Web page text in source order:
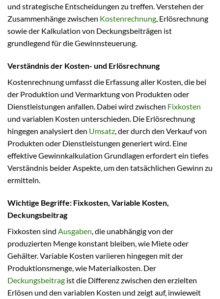
und strategische Entscheidungen zu treffen. Verstehen der
Zusammenhänge zwischen Kostenrechnung, Erlösrechnung
sowie der Kalkulation von Deckungsbeiträgen ist
grundlegend für die Gewinnsteuerung.
Verständnis der Kosten- und Erlösrechnung
Kostenrechnung umfasst die Erfassung aller Kosten, die bei
der Produktion und Vermarktung von Produkten oder
Dienstleistungen anfallen. Dabei wird zwischen Fixkosten
und variablen Kosten unterschieden. Die Erlösrechnung
hingegen analysiert den Umsatz, der durch den Verkauf von
Produkten oder Dienstleistungen generiert wird. Eine
effektive Gewinnkalkulation Grundlagen erfordert ein tiefes
Verständnis beider Aspekte, um den tatsächlichen Gewinn zu
ermitteln.
Wichtige Begriffe: Fixkosten, Variable Kosten,
Deckungsbeitrag
Fixkosten sind Ausgaben , die unabhängig von der
produzierten Menge konstant bleiben, wie Miete oder
Gehälter. Variable Kosten variieren hingegen mit der
Produktionsmenge, wie Materialkosten. Der
Deckungsbeitrag ist die Differenz zwischen den erzielten
Erlösen und den variablen Kosten und zeigt auf, inwieweit